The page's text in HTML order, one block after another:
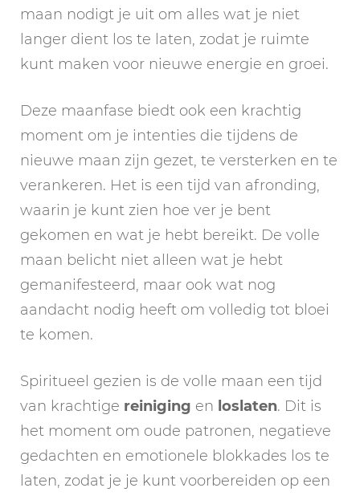
maan nodigt je uit om alles wat je niet
langer dient los te laten, zodat je ruimte
kunt maken voor nieuwe energie en groei.
Deze maanfase biedt ook een krachtig
moment om je intenties die tijdens de
nieuwe maan zijn gezet, te versterken en te
verankeren. Het is een tijd van afronding,
waarin je kunt zien hoe ver je bent
gekomen en wat je hebt bereikt. De volle
maan belicht niet alleen wat je hebt
gemanifesteerd, maar ook wat nog
aandacht nodig heeft om volledig tot bloei
te komen.
Spiritueel gezien is de volle maan een tijd
van krachtige reiniging en loslaten. Dit is
het moment om oude patronen, negatieve
gedachten en emotionele blokkades los te
laten, zodat je je kunt voorbereiden op een